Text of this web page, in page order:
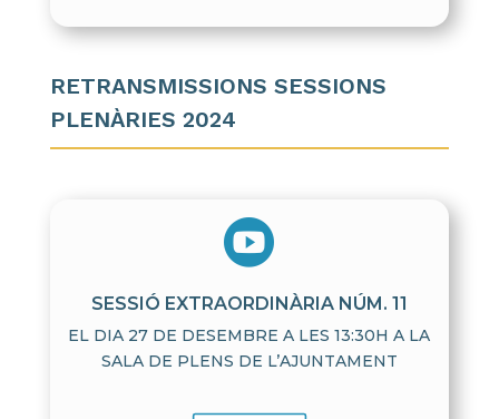
RETRANSMISSIONS SESSIONS
PLENÀRIES 2024

SESSIÓ EXTRAORDINÀRIA NÚM. 11
EL DIA 27 DE DESEMBRE A LES 13:30H A LA
SALA DE PLENS DE L’AJUNTAMENT